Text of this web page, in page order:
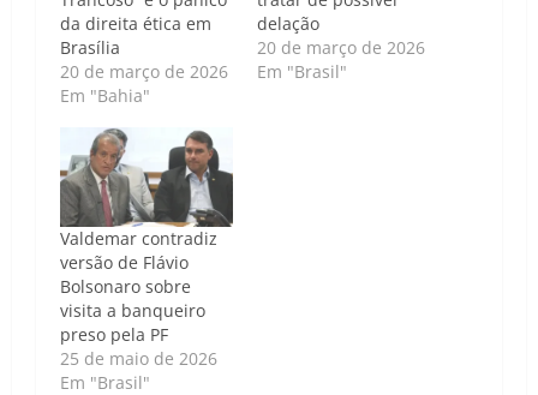
da direita ética em
Brasília
20 de março de 2026
Em "Bahia"
delação
20 de março de 2026
Em "Brasil"
Valdemar contradiz
versão de Flávio
Bolsonaro sobre
visita a banqueiro
preso pela PF
25 de maio de 2026
Em "Brasil"